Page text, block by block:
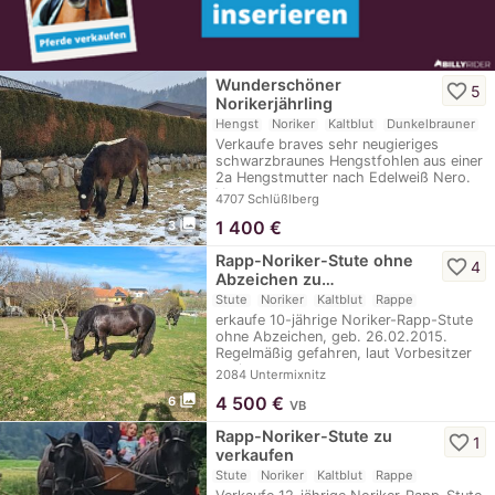
3 photo_library
Wunderschöner
Norikerjährling
Hengst Noriker Kaltblut Dunkelbrauner
Verkaufe braves sehr neugieriges
schwarzbraunes Hengstfohlen aus einer
2a Hengstmutter nach Edelweiß Nero.
Vater:…
4707 Schlüßlberg
favorite_border 5
1 400 €
6 photo_library
Rapp-Noriker-Stute ohne
Abzeichen zu…
Stute Noriker Kaltblut Rappe
erkaufe 10-jährige Noriker-Rapp-Stute
ohne Abzeichen, geb. 26.02.2015.
Regelmäßig gefahren, laut Vorbesitzer
auch…
2084 Untermixnitz
favorite_border4
4 500 € VB
Rapp-Noriker-Stute zu
verkaufen
Stute Noriker Kaltblut Rappe
favorite_border1